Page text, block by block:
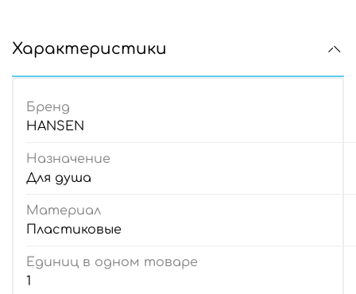
Характеристики
Бренд
HANSEN
Назначение
Для душа
Материал
Пластиковые
Единиц в одном товаре
1